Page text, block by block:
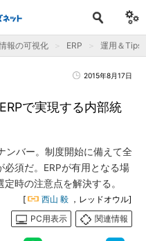
報の可視化 ERP 運用＆Tips
2015年8月17日
で実現する内部統
ンバー。制度開始に備えて全
須だ。ERPが有用となる場
時の注意点を解決する。
[ 西山 毅 ，レッドオウル]
PC用表示
関連情報